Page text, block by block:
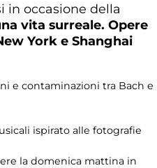
in occasione della
vita surreale. Opere
York e Shanghai
e contaminazioni tra Bach e
ispirato alle fotografie
la domenica mattina in